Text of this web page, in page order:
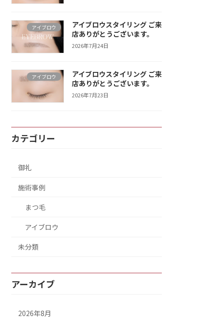
アイブロウ
アイブロウスタイリング ご来
店ありがとうございます。
2026年7月24日
アイブロウ
アイブロウスタイリング ご来
店ありがとうございます。
2026年7月23日
カテゴリー
御礼
施術事例
まつ毛
アイブロウ
未分類
アーカイブ
2026年8月